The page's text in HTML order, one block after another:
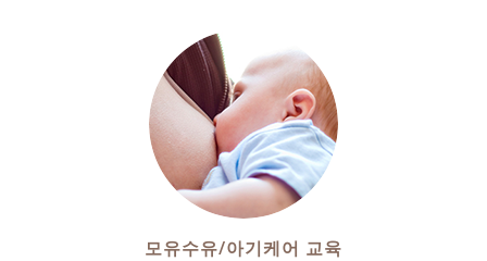
모유수유/아기케어 교육